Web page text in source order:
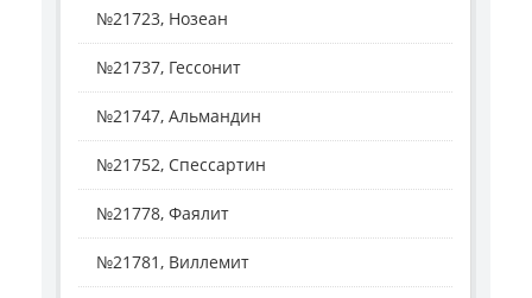
№21723, Нозеан
№21737, Гессонит
№21747, Альмандин
№21752, Спессартин
№21778, Фаялит
№21781, Виллемит